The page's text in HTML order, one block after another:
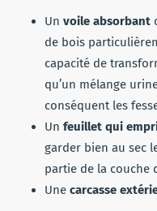
Un voile absorbant
de bois
capacité de
qu’un mélange
conséquent les
Un feuillet qui
garder bien au sec
partie de la couche
Une carcasse